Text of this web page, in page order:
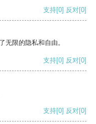
支持[0] 反对[0]
无限的隐私和自由。
支持[0] 反对[0]
支持[0] 反对[0]